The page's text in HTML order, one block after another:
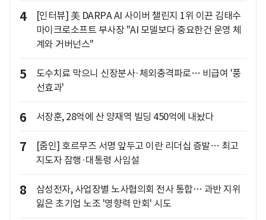
4
[인터뷰] 美 DARPA AI 사이버 챌린지 1위 이끈 김태수
마이크로소프트 부사장 "AI 모델보다 중요한건 운영 체
계와 거버넌스"
5
도수치료 막으니 신장분사·체외충격파로… 비급여 '풍
선효과'
6 서장훈, 28억에 산 양재역 빌딩 450억에 내놨다
7
[줌인] 호르무즈 서명 앞두고 이란 리더십 증발… 최고
지도자 잠행·대통령 사임설
8
삼성전자, 사업장별 노사협의회 전사 통합… 과반 지위
잃은 초기업 노조 '영향력 만회' 시도